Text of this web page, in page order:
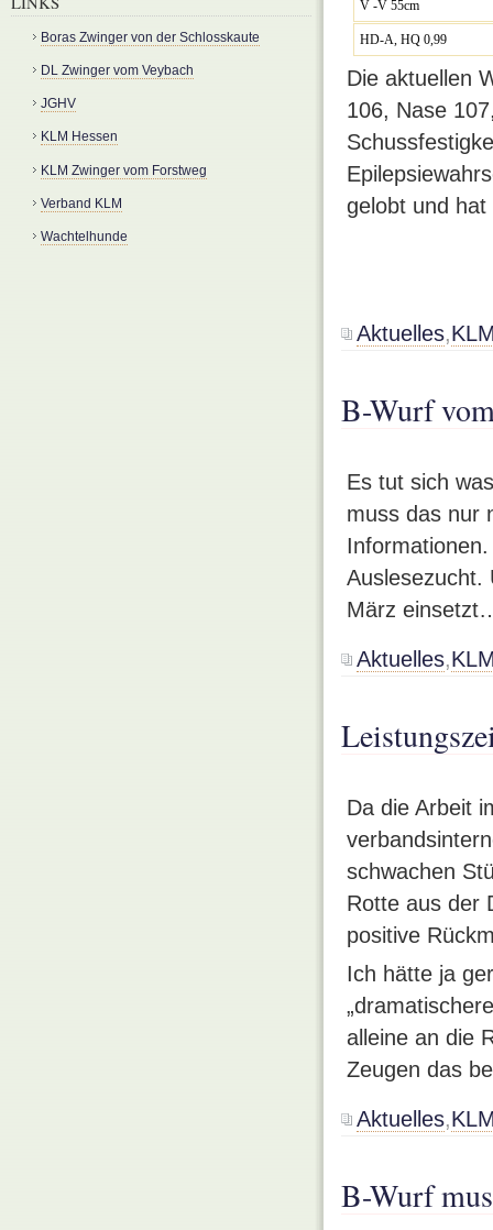
V -V 55cm
HD-A, HQ 0,99
Die aktuellen
106, Nase
gelobt und
Aktuelles,
B-Wurf
Es tut sich
muss das nur
Auslesezucht.
März
Aktuelles,
Da die Arbeit
schwachen
Rotte aus der
positive
Ich hätte ja
alleine an die
Zeugen das
Aktuelles,
B-Wurf
Boras Zwinger von der Schlosskaute
DL Zwinger vom Veybach
JGHV
KLM Hessen
KLM Zwinger vom Forstweg
Verband KLM
Wachtelhunde